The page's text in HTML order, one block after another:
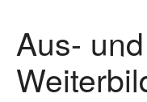
Aus- und